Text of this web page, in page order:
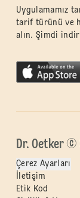
Uygulamamız
tarif türünü ve
alın. Şimdi
Dr. Oetker ©
Çerez Ayarları
İletişim
Etik Kod